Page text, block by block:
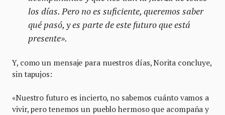
los días. Pero no es suficiente, queremos saber
qué pasó, y es parte de este futuro que está
presente».
Y, como un mensaje para nuestros días, Norita concluye,
sin tapujos:
«Nuestro futuro es incierto, no sabemos cuánto vamos a
vivir, pero tenemos un pueblo hermoso que acompaña y